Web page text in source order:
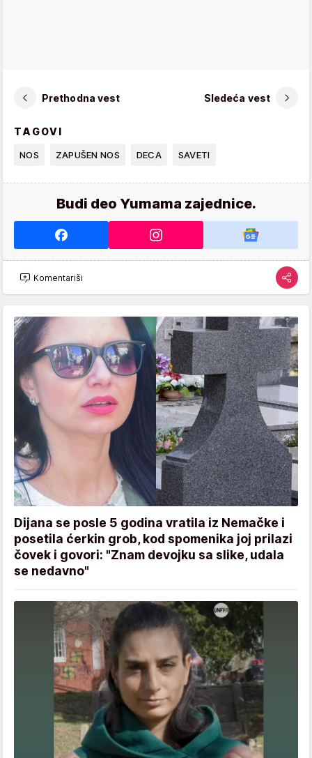
Prethodna vest Sledeća vest
TAGOVI
NOS ZAPUŠEN NOS DECA SAVETI
Budi deo Yumama zajednice.
Komentariši
Dijana se posle 5 godina vratila iz Nemačke i
posetila ćerkin grob, kod spomenika joj prilazi
čovek i govori: "Znam devojku sa slike, udala
se nedavno"